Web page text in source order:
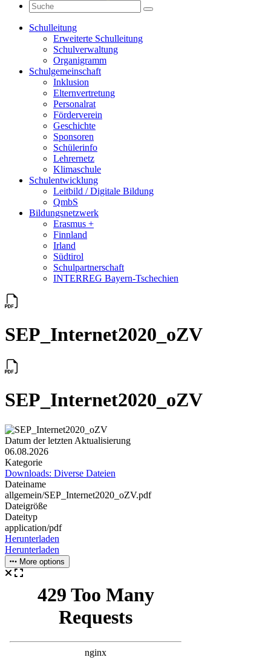
Schulleitung
Erweiterte Schulleitung
Schulverwaltung
Organigramm
Schulgemeinschaft
Inklusion
Elternvertretung
Personalrat
Förderverein
Geschichte
Sponsoren
Schülerinfo
Lehrernetz
Klimaschule
Schulentwicklung
Leitbild / Digitale Bildung
QmbS
Bildungsnetzwerk
Erasmus +
Finnland
Irland
Südtirol
Schul­partner­schaft
INTERREG Bayern-Tschechien
SEP_Internet2020_oZV
SEP_Internet2020_oZV
Datum der letzten Aktualisierung
06.08.2026
Kategorie
Downloads: Diverse Dateien
Dateiname
allgemein/SEP_Internet2020_oZV.pdf
Dateigröße
Dateityp
application/pdf
Herunterladen
Herunterladen
More options